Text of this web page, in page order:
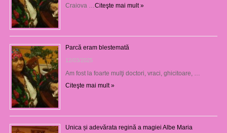
Craiova …Citeşte mai mult »
Parcă eram blestemată
12/03/2025
Am fost la foarte mulţi doctori, vraci, ghicitoare, …
Citeşte mai mult »
Unica și adevărata regină a magiei Albe Maria